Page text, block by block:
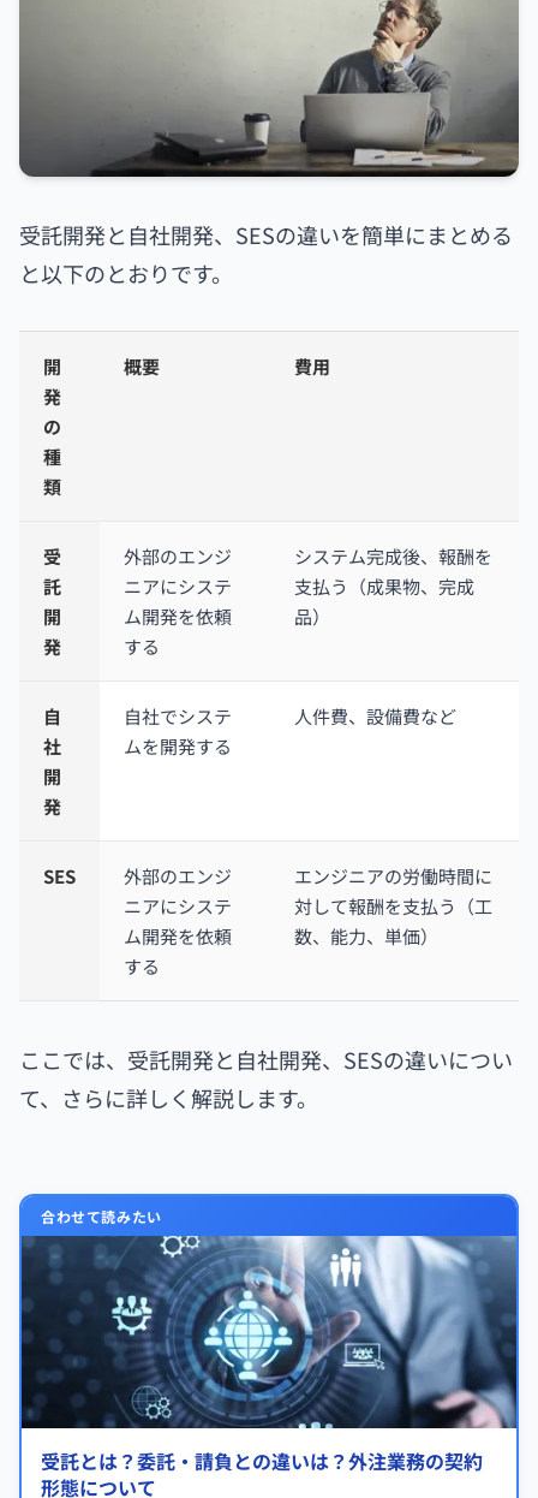
受託開発と自社開発、SESの違いを簡単にまとめる
と以下のとおりです。
開
発
の
種
類
概要 費用
受
託
開
発
外部のエンジ
ニアにシステ
ム開発を依頼
する
システム完成後、報酬を
支払う（成果物、完成
品）
自
社
開
発
自社でシステ
ムを開発する
人件費、設備費など
SES
外部のエンジ
ニアにシステ
ム開発を依頼
する
エンジニアの労働時間に
対して報酬を支払う（工
数、能力、単価）
ここでは、受託開発と自社開発、SESの違いについ
て、さらに詳しく解説します。
合わせて読みたい
受託とは？委託・請負との違いは？外注業務の契約
形態について